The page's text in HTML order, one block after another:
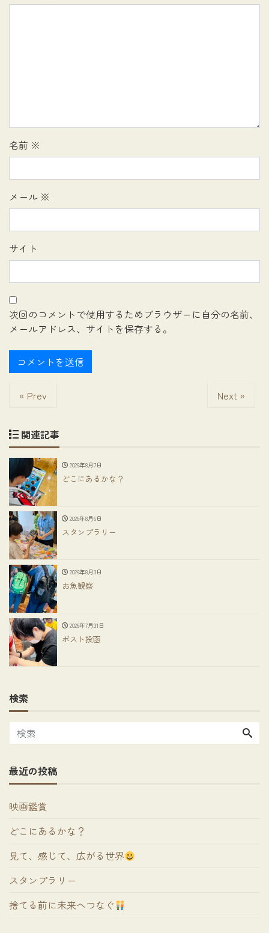
名前 ※
メール ※
サイト
次回のコメントで使用するためブラウザーに自分の名前、
メールアドレス、サイトを保存する。
« Prev Next »
関連記事
2026年8月7日
どこにあるかな？
2026年8月6日
スタンプラリー
2026年8月3日
お魚観察
2026年7月31日
ポスト投函
検索
最近の投稿
映画鑑賞
どこにあるかな？
見て、感じて、広がる世界
スタンプラリー
捨てる前に未来へつなぐ